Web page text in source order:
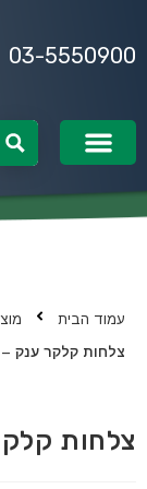
03-5550900
עמוד הבית
צלחות קלקר ענק – 10
צלחות קלקר